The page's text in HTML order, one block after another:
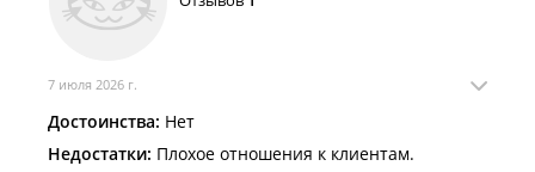
7 июля 2026 г.
Достоинства: Нет
Недостатки: Плохое отношения к клиентам.